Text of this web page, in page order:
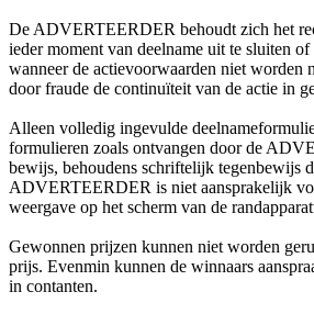
De ADVERTEERDER behoudt zich het
ieder moment van deelname uit te sluiten of
wanneer de actievoorwaarden niet worden
door fraude de continuïteit van de actie in
Alleen volledig ingevulde
formulieren zoals ontvangen door de
bewijs, behoudens schriftelijk tegenbewijs
ADVERTEERDER is niet aansprakelijk
weergave op het scherm van de
Gewonnen prijzen kunnen niet worden
prijs. Evenmin kunnen de winnaars
in contanten.